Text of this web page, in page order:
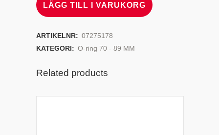
LÄGG TILL I VARUKORG
ARTIKELNR: 07275178
KATEGORI: O-ring 70 - 89 MM
Related products